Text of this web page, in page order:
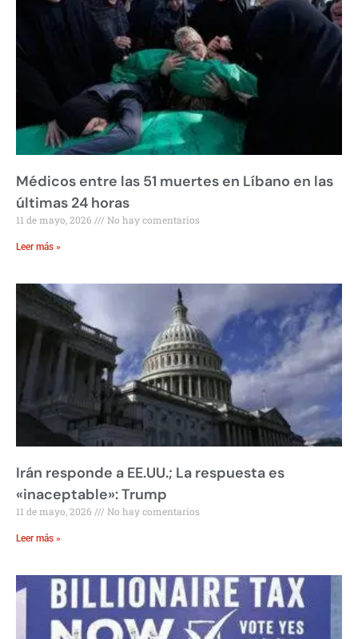
Médicos entre las 51 muertes en Líbano en las
últimas 24 horas
11 de mayo, 2026 No hay comentarios
Leer más »
Irán responde a EE.UU.; La respuesta es
«inaceptable»: Trump
11 de mayo, 2026 No hay comentarios
Leer más »